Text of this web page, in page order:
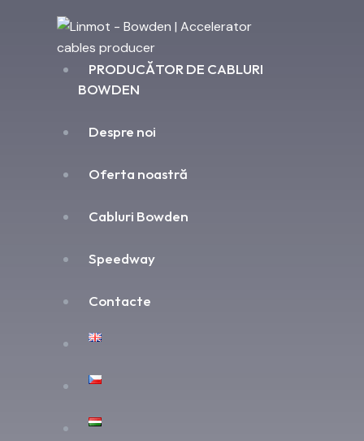
PRODUCĂTOR DE CABLURI
BOWDEN
Despre noi
Oferta noastră
Cabluri Bowden
Speedway
Contacte